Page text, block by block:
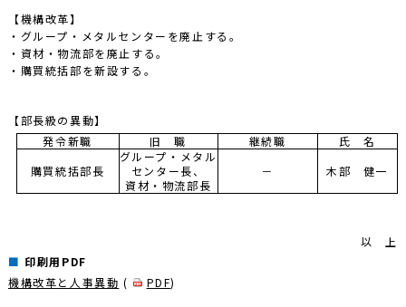
【機構改革】
・グループ・メタルセンターを廃止する。
・資材・物流部を廃止する。
・購買統括部を新設する。
【部長級の異動】
発令新職
旧 職 継続職
氏 名
購買統括部長
グループ・メタル
センター長、
資材・物流部長
－ 木部 健一
以 上
印刷用PDF
機構改革と人事異動 ( PDF)